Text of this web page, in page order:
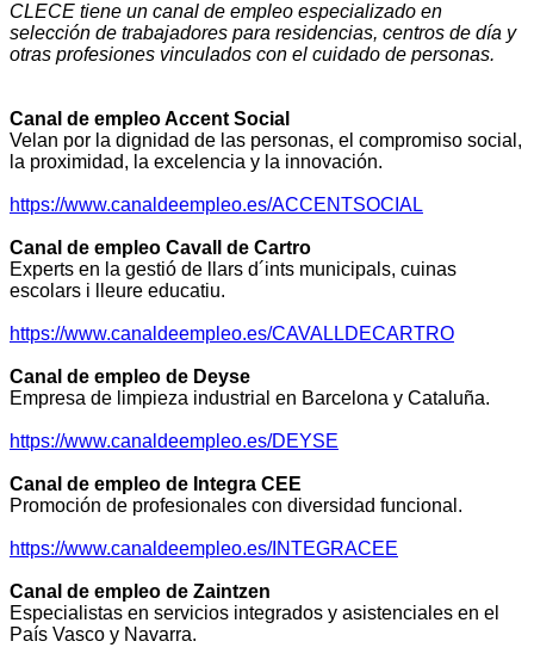
CLECE tiene un canal de empleo especializado en
selección de trabajadores para residencias, centros de día y
otras profesiones vinculados con el cuidado de personas.
Canal de empleo Accent Social
Velan por la dignidad de las personas, el compromiso social,
la proximidad, la excelencia y la innovación.
https://www.canaldeempleo.es/ACCENTSOCIAL
Canal de empleo Cavall de Cartro
Experts en la gestió de llars d´ints municipals, cuinas
escolars i lleure educatiu.
https://www.canaldeempleo.es/CAVALLDECARTRO
Canal de empleo de Deyse
Empresa de limpieza industrial en Barcelona y Cataluña.
https://www.canaldeempleo.es/DEYSE
Canal de empleo de Integra CEE
Promoción de profesionales con diversidad funcional.
https://www.canaldeempleo.es/INTEGRACEE
Canal de empleo de Zaintzen
Especialistas en servicios integrados y asistenciales en el
País Vasco y Navarra.